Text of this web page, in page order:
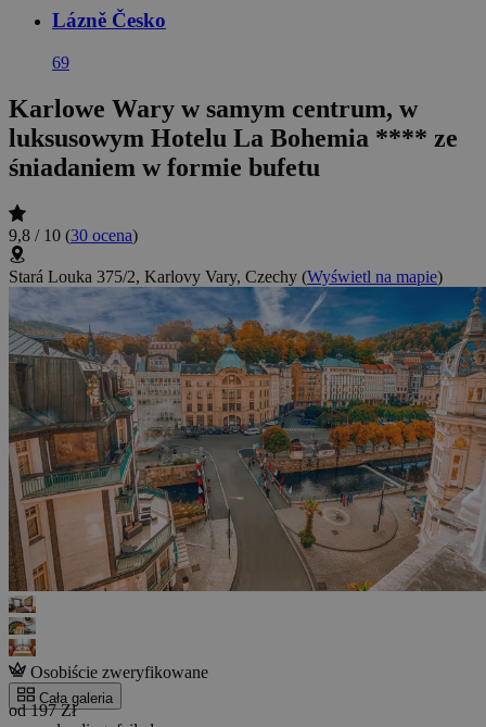
Lázně Česko
69
Karlowe Wary w samym centrum, w
luksusowym Hotelu La Bohemia **** ze
śniadaniem w formie bufetu
9,8 / 10 (30 ocena)
Stará Louka 375/2, Karlovy Vary, Czechy (Wyświetl na mapie)
Osobiście zweryfikowane
Cała galeria
od 197 Zł